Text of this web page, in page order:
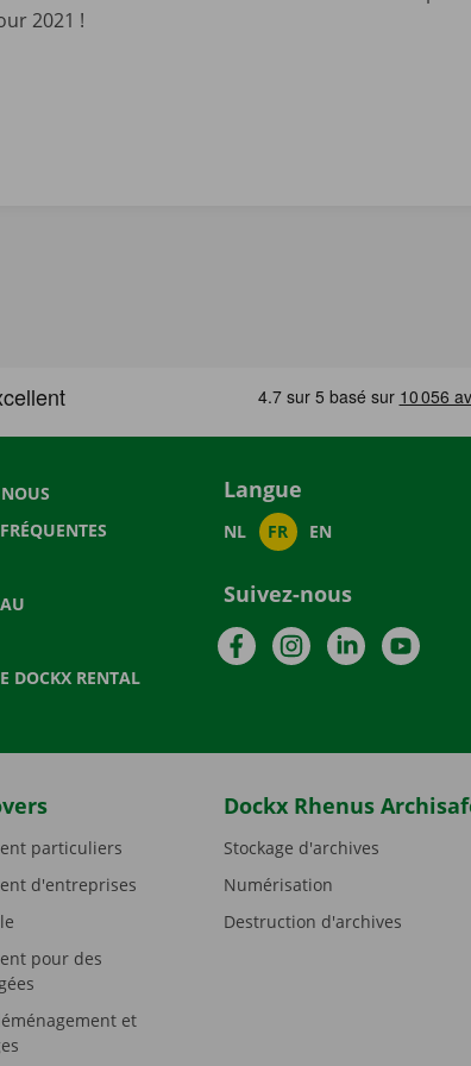
2021 !
DOCKX RENTAL
Langue
NL FR EN
Suivez-nous
FacebookInstagramLinkedIn
particuliers
d'entreprises
pour des
et
Dockx Rhenus
Stockage d'archives
Numérisation
Destruction d'archives